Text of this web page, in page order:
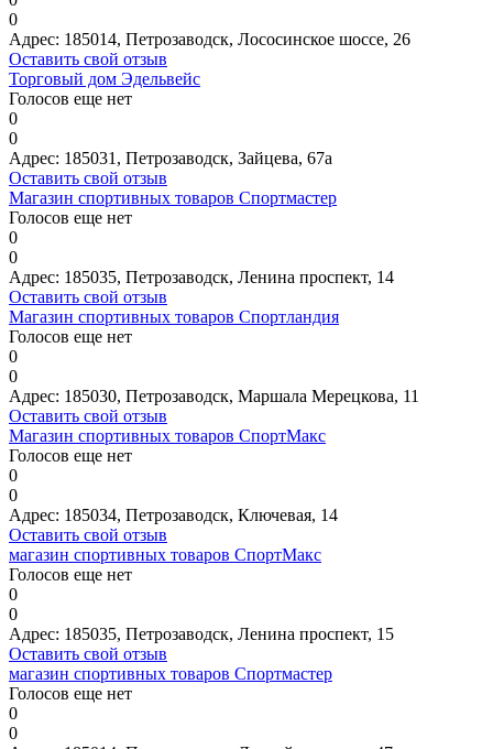
0
Адрес: 185014, Петрозаводск, Лососинское шоссе, 26
Оставить свой отзыв
Торговый дом Эдельвейс
Голосов еще нет
0
0
Адрес: 185031, Петрозаводск, Зайцева, 67а
Оставить свой отзыв
Магазин спортивных товаров Спортмастер
Голосов еще нет
0
0
Адрес: 185035, Петрозаводск, Ленина проспект, 14
Оставить свой отзыв
Магазин спортивных товаров Спортландия
Голосов еще нет
0
0
Адрес: 185030, Петрозаводск, Маршала Мерецкова, 11
Оставить свой отзыв
Магазин спортивных товаров СпортМакс
Голосов еще нет
0
0
Адрес: 185034, Петрозаводск, Ключевая, 14
Оставить свой отзыв
магазин спортивных товаров СпортМакс
Голосов еще нет
0
0
Адрес: 185035, Петрозаводск, Ленина проспект, 15
Оставить свой отзыв
магазин спортивных товаров Спортмастер
Голосов еще нет
0
0